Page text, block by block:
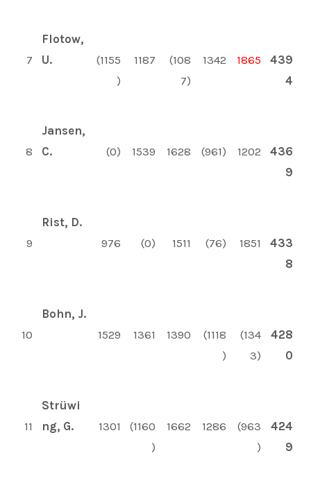
7
Flotow,
U.
(1155
)
1187
(108
7)
1342 1865
439
4
8
Jansen,
C.
(0) 1539 1628 (961) 1202
436
9
9
Rist, D.
976
(0) 1511 (76) 1851
433
8
10
Bohn, J.
1529
1361 1390
(1118
)
(134
3)
428
0
11
Strüwi
ng, G.
1301
(1160
)
1662 1286
(963
)
424
9